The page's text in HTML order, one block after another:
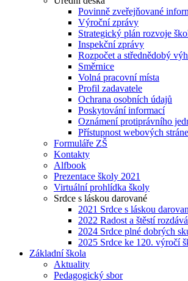
Povinně zveřejňované
Výroční zprávy
Strategický plán rozvoje
Inspekční zprávy
Rozpočet a střednědobý
Směrnice
Volná pracovní místa
Profil zadavatele
Ochrana osobních údajů
Poskytování informací
Oznámení protiprávního
Přístupnost webových
Formuláře ZŠ
Kontakty
Alfbook
Prezentace školy 2021
Virtuální prohlídka školy
Srdce s láskou darované
2021 Srdce s láskou
2022 Radost a štěstí
2024 Srdce plné dobrých
2025 Srdce ke 120. výročí
Základní škola
Aktuality
Pedagogický sbor